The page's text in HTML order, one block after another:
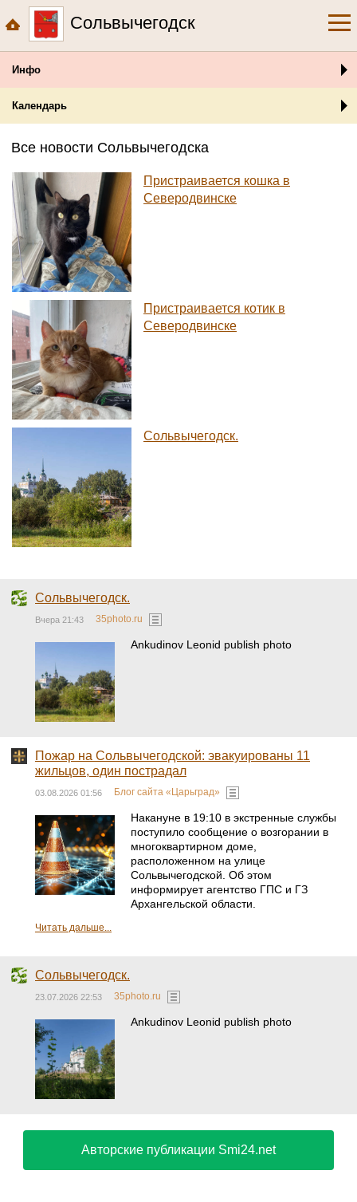
Сольвычегодск
Инфо
Календарь
Все новости Сольвычегодска
Пристраивается кошка в
Северодвинске
Пристраивается котик в
Северодвинске
Сольвычегодск.
Сольвычегодск.
Вчера 21:43 35photo.ru
Ankudinov Leonid publish photo
Пожар на Сольвычегодской: эвакуированы 11
жильцов, один пострадал
03.08.2026 01:56 Блог сайта «Царьград»
Накануне в 19:10 в экстренные службы
поступило сообщение о возгорании в
многоквартирном доме,
расположенном на улице
Сольвычегодской. Об этом
информирует агентство ГПС и ГЗ
Архангельской области.
Читать дальше...
Сольвычегодск.
23.07.2026 22:53 35photo.ru
Ankudinov Leonid publish photo
Авторские публикации Smi24.net